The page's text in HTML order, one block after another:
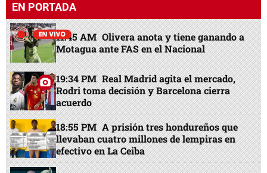
EN PORTADA
11:45 AM Olivera anota y tiene ganando a
Motagua ante FAS en el Nacional
19:34 PM Real Madrid agita el mercado,
Rodri toma decisión y Barcelona cierra
acuerdo
18:55 PM A prisión tres hondureños que
llevaban cuatro millones de lempiras en
efectivo en La Ceiba